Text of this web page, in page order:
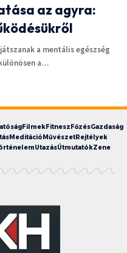
az agyra:
a mentális egészség
a…
FilmekFitneszFőzésGazdaság
MeditációMűvészetRejtélyek
UtazásÚtmutatókZene